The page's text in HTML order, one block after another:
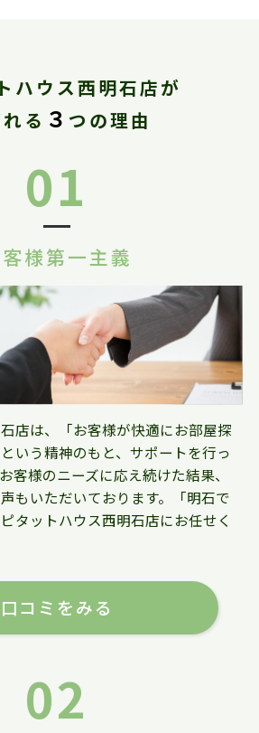
ハウス西明石店が
る ３ つの理由
01
様第一主義
店は、「お客様が快適にお部屋探
いう精神のもと、サポートを行っ
客様のニーズに応え続けた結果、
もいただいております。「明石で
タットハウス西明石店にお任せく
口コミをみる
02